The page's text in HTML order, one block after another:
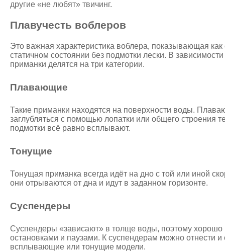
другие «не любят» твичинг.
Плавучесть воблеров
Это важная характеристика воблера, показывающая
статичном состоянии без подмотки лески. В зависимости
приманки делятся на три категории.
Плавающие
Такие приманки находятся на поверхности воды.
заглубляться с помощью лопатки или общего строения
подмотки всё равно всплывают.
Тонущие
Тонущая приманка всегда идёт на дно с той или иной
они отрываются от дна и идут в заданном горизонте.
Суспендеры
Суспендеры «зависают» в толще воды, поэтому хорошо
остановками и паузами. К суспендерам можно отнести
всплывающие или тонущие модели.